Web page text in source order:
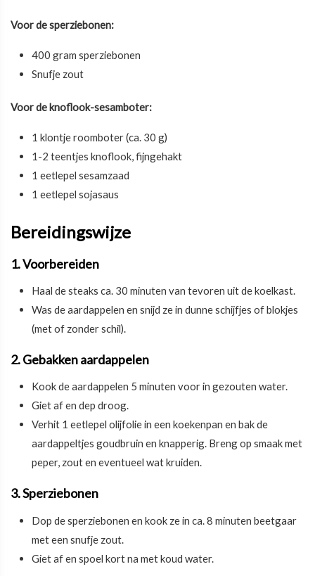
Voor de sperziebonen:
400 gram sperziebonen
Snufje zout
Voor de knoflook-sesamboter:
1 klontje roomboter (ca. 30 g)
1-2 teentjes knoflook, fijngehakt
1 eetlepel sesamzaad
1 eetlepel sojasaus
Bereidingswijze
1. Voorbereiden
Haal de steaks ca. 30 minuten van tevoren uit de koelkast.
Was de aardappelen en snijd ze in dunne schijfjes of blokjes
(met of zonder schil).
2. Gebakken aardappelen
Kook de aardappelen 5 minuten voor in gezouten water.
Giet af en dep droog.
Verhit 1 eetlepel olijfolie in een koekenpan en bak de
aardappeltjes goudbruin en knapperig. Breng op smaak met
peper, zout en eventueel wat kruiden.
3. Sperziebonen
Dop de sperziebonen en kook ze in ca. 8 minuten beetgaar
met een snufje zout.
Giet af en spoel kort na met koud water.